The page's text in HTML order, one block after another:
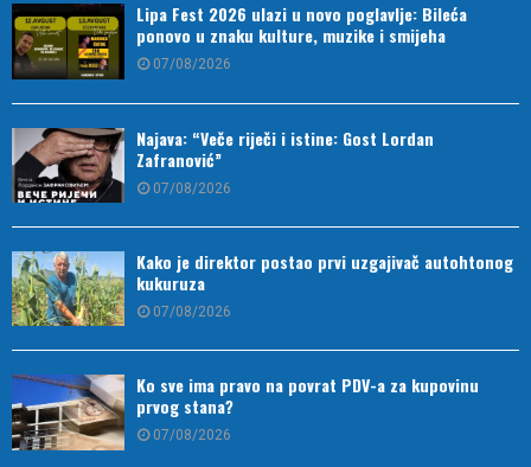
Lipa Fest 2026 ulazi u novo poglavlje: Bileća
ponovo u znaku kulture, muzike i smijeha
07/08/2026
Najava: “Veče riječi i istine: Gost Lordan
Zafranović”
07/08/2026
Kako je direktor postao prvi uzgajivač autohtonog
kukuruza
07/08/2026
Ko sve ima pravo na povrat PDV-a za kupovinu
prvog stana?
07/08/2026